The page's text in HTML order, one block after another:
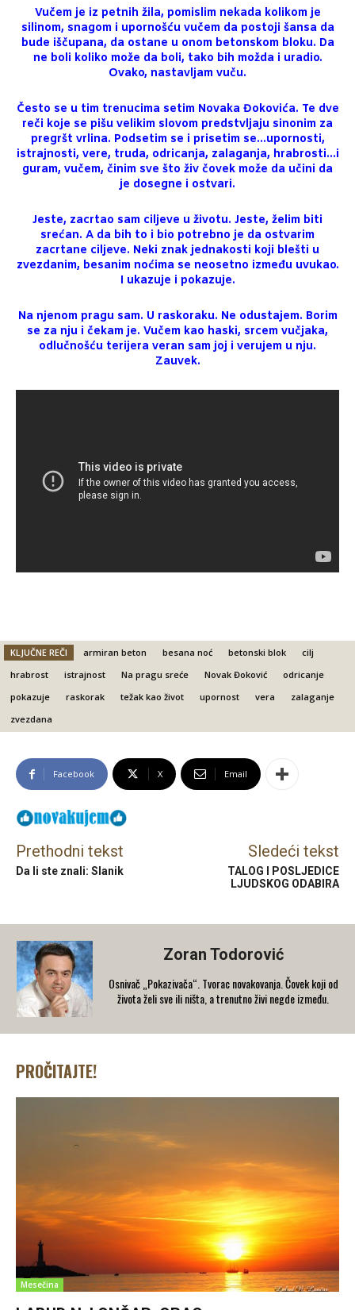
Vučem je iz petnih žila, pomislim nekada kolikom je
silinom, snagom i upornošću vučem da postoji šansa da
bude iščupana, da ostane u onom betonskom bloku. Da
ne boli koliko može da boli, tako bih možda i uradio.
Ovako, nastavljam vuču.
Često se u tim trenucima setim Novaka Đokovića. Te dve
reči koje se pišu velikim slovom predstvljaju sinonim za
pregršt vrlina. Podsetim se i prisetim se…upornosti,
istrajnosti, vere, truda, odricanja, zalaganja, hrabrosti…i
guram, vučem, činim sve što živ čovek može da učini da
je dosegne i ostvari.
Jeste, zacrtao sam ciljeve u životu. Jeste, želim biti
srećan. A da bih to i bio potrebno je da ostvarim
zacrtane ciljeve. Neki znak jednakosti koji blešti u
zvezdanim, besanim noćima se neosetno između uvukao.
I ukazuje i pokazuje.
Na njenom pragu sam. U raskoraku. Ne odustajem. Borim
se za nju i čekam je. Vučem kao haski, srcem vučjaka,
odlučnošću terijera veran sam joj i verujem u nju.
Zauvek.
KLJUČNE REČI armiran beton besana noć betonski blok
cilj
hrabrost
istrajnost Na pragu sreće Novak Đoković
odricanje
pokazuje
raskorak težak kao život upornost vera
zalaganje
zvezdana
Facebook X Email
Prethodni tekst
Da li ste znali: Slanik
Sledeći tekst
TALOG I POSLJEDICE
LJUDSKOG ODABIRA
Zoran Todorović
Osnivač „Pokazivača“. Tvorac novakovanja. Čovek koji od
života želi sve ili ništa, a trenutno živi negde između.
PROČITAJTE!
Mesečina